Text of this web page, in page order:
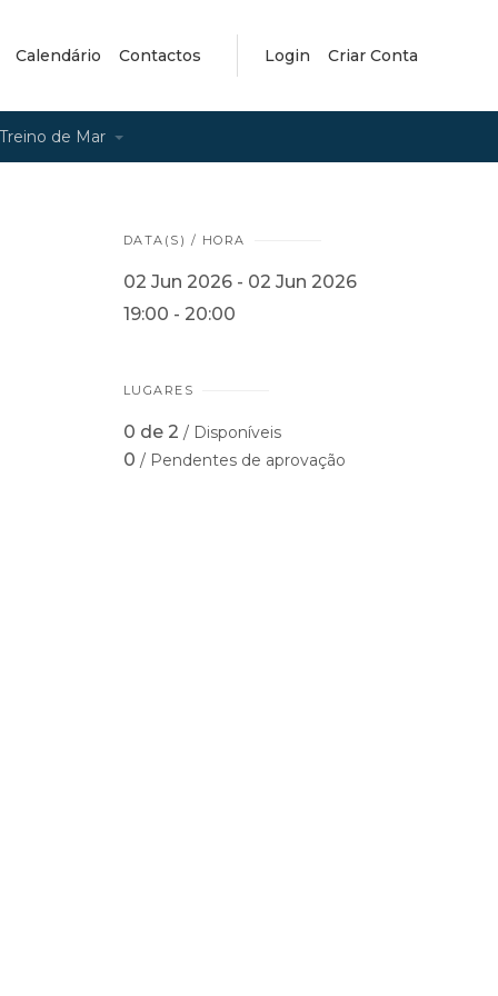
Calendário Contactos Login Criar Conta
de Mar
DATA(S) / HORA
02 Jun 2026 - 02 Jun 2026
19:00 - 20:00
LUGARES
0 de 2 / Disponíveis
0 / Pendentes de aprovação